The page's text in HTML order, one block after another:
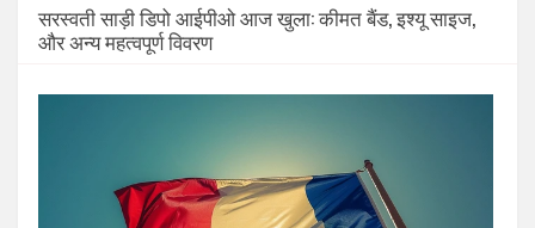
सरस्वती साड़ी डिपो आईपीओ आज खुला: कीमत बैंड, इश्यू साइज,
और अन्य महत्वपूर्ण विवरण